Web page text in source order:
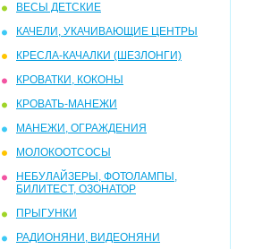
ВЕСЫ ДЕТСКИЕ
КАЧЕЛИ, УКАЧИВАЮЩИЕ ЦЕНТРЫ
КРЕСЛА-КАЧАЛКИ (ШЕЗЛОНГИ)
КРОВАТКИ, КОКОНЫ
КРОВАТЬ-МАНЕЖИ
МАНЕЖИ, ОГРАЖДЕНИЯ
МОЛОКООТСОСЫ
НЕБУЛАЙЗЕРЫ, ФОТОЛАМПЫ,
БИЛИТЕСТ, ОЗОНАТОР
ПРЫГУНКИ
РАДИОНЯНИ, ВИДЕОНЯНИ